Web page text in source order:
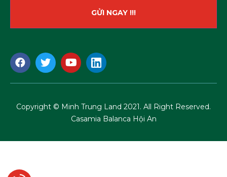
Copyright © Minh Trung Land 2021. All Right Reserved.
Casamia Balanca Hội An